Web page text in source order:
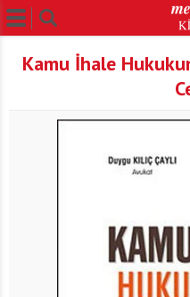
Kamu İhale